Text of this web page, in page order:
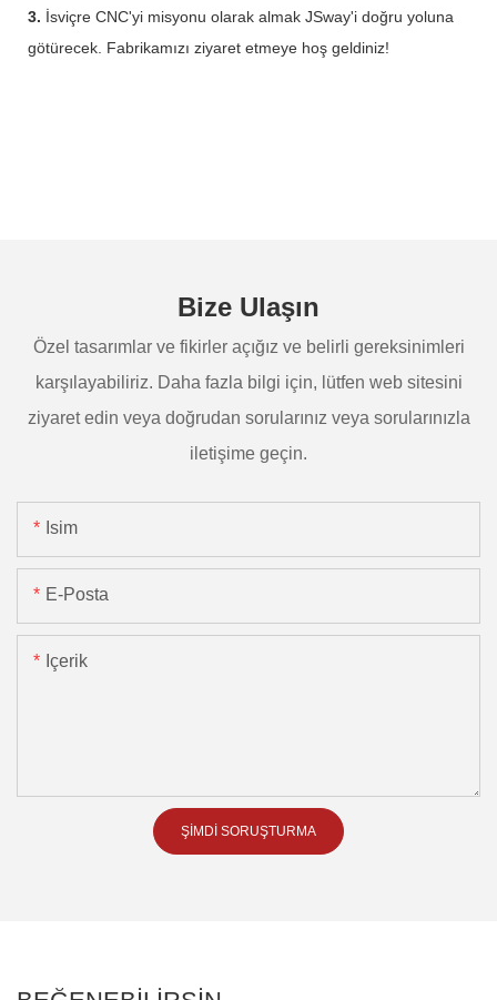
3. İsviçre CNC'yi misyonu olarak almak JSway'i doğru yoluna
götürecek. Fabrikamızı ziyaret etmeye hoş geldiniz!
Bize Ulaşın
Özel tasarımlar ve fikirler açığız ve belirli gereksinimleri
karşılayabiliriz. Daha fazla bilgi için, lütfen web sitesini
ziyaret edin veya doğrudan sorularınız veya sorularınızla
iletişime geçin.
Isim
E-Posta
Içerik
ŞIMDI SORUŞTURMA